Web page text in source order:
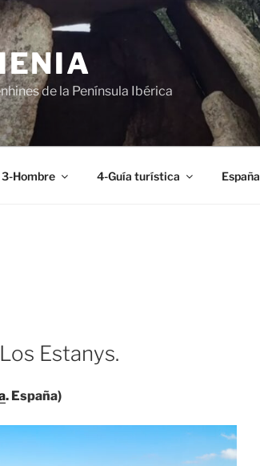
de la Península Ibérica
3-Hombre 4-Guía turística España
Estanys.
. España)